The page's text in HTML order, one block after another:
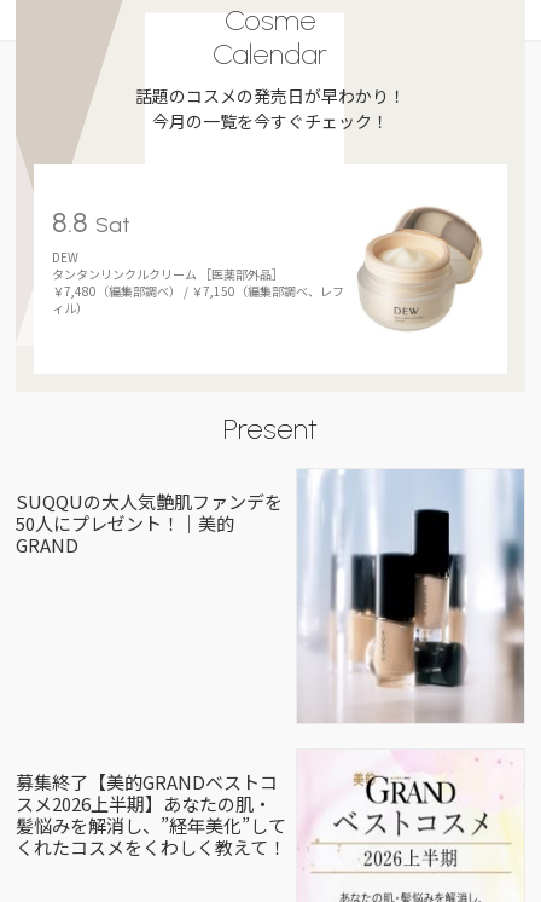
Cosme
Calendar
話題のコスメの発売日が早わかり！
今月の一覧を今すぐチェック！
8.8 Sat
DEW
タンタンリンクルクリーム ［医薬部外品］
￥7,480（編集部調べ） / ￥7,150（編集部調べ、レフ
ィル）
Present
SUQQUの大人気艶肌ファンデを
50人にプレゼント！｜美的
GRAND
募集終了【美的GRANDベストコ
スメ2026上半期】あなたの肌・
髪悩みを解消し、”経年美化”して
くれたコスメをくわしく教えて！